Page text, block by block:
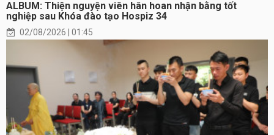
ALBUM: Thiện nguyện viên hân hoan nhận bằng tốt
nghiệp sau Khóa đào tạo Hospiz 34
02/08/2026 | 01:45